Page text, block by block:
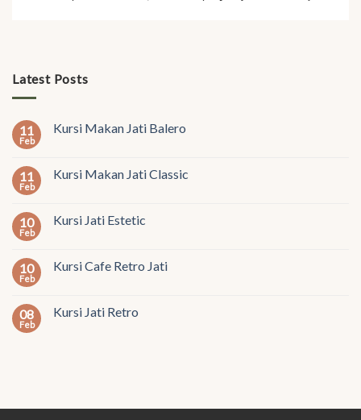
Latest Posts
11
Feb
Kursi Makan Jati Balero
11
Feb
Kursi Makan Jati Classic
10
Feb
Kursi Jati Estetic
10
Feb
Kursi Cafe Retro Jati
08
Feb
Kursi Jati Retro